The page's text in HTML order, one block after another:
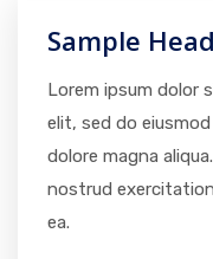
Sample
Lorem ipsum dolor
elit, sed do
dolore magna
nostrud
ea.